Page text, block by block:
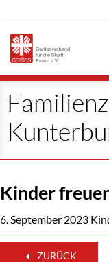
Kinder
6. September 2023
ZURÜCK